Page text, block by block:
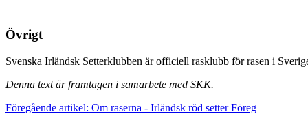
Övrigt
Svenska Irländsk Setterklubben är officiell rasklubb för rasen i
Denna text är framtagen i samarbete med SKK.
Föregående artikel: Om raserna - Irländsk röd setterFöreg